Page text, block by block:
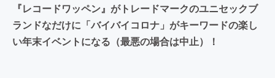
『レコードワッペン』がトレードマークのユニセックブ
ランドなだけに「バイバイコロナ」がキーワードの楽し
い年末イベントになる（最悪の場合は中止）！